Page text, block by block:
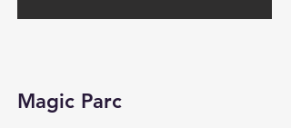
Magic Parc